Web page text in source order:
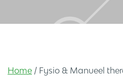
Home / Fysio & Manueel